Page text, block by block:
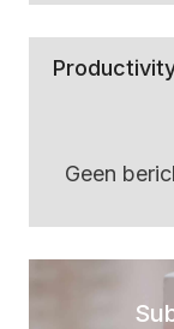
Geen